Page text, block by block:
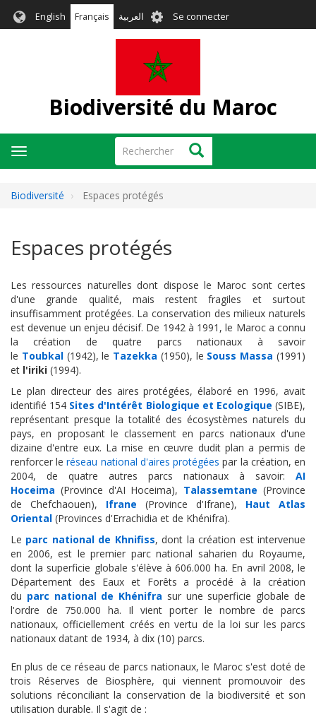
English Français العربية User
account
menu
Se connecter
Biodiversité du Maroc
Rechercher Rechercher
Toggle
navigation
Biodiversité Espaces protégés
Espaces protégés
Les ressources naturelles dont dispose le Maroc sont certes
d'une grande qualité, mais restent fragiles et surtout
insuffisamment protégées. La conservation des milieux naturels
est devenue un enjeu décisif. De 1942 à 1991, le Maroc a connu
la création de quatre parcs nationaux à savoir
le Toubkal (1942), le Tazekka (1950), le Souss Massa (1991)
et l'iriki (1994).
Le plan directeur des aires protégées, élaboré en 1996, avait
identifié 154 Sites d'Intérêt Biologique et Ecologique (SIBE),
représentant presque la totalité des écosystèmes naturels du
pays, en proposant le classement en parcs nationaux d'une
dizaine d'entre eux. La mise en œuvre dudit plan a permis de
renforcer leréseau national d'aires protégées par la création, en
2004, de quatre autres parcs nationaux à savoir: AI
Hoceima (Province d'AI Hoceima), Talassemtane (Province
de Chefchaouen), Ifrane (Province d'Ifrane), Haut Atlas
Oriental (Provinces d'Errachidia et de Khénifra).
Le parc national de Khnifiss, dont la création est intervenue
en 2006, est le premier parc national saharien du Royaume,
dont la superficie globale s'élève à 606.000 ha. En avril 2008, le
Département des Eaux et Forêts a procédé à la création
du parc national de Khénifra sur une superficie globale de
l'ordre de 750.000 ha. Il vient porter le nombre de parcs
nationaux, officiellement créés en vertu de la loi sur les parcs
nationaux datant de 1934, à dix (10) parcs.
En plus de ce réseau de parcs nationaux, le Maroc s'est doté de
trois Réserves de Biosphère, qui viennent promouvoir des
solutions réconciliant la conservation de la biodiversité et son
utilisation durable. Il s'agit de :